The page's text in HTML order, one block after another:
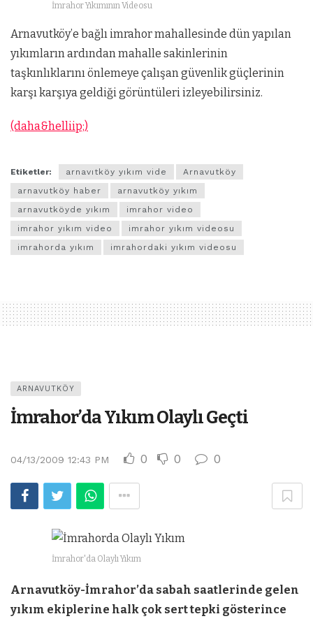
İmrahor Yıkımının Videosu
Arnavutköy’e bağlı imrahor mahallesinde dün yapılan
yıkımların ardından mahalle sakinlerinin
taşkınlıklarını önlemeye çalışan güvenlik güçlerinin
karşı karşıya geldiği görüntüleri izleyebilirsiniz.
(daha&helliip;)
Etiketler: arnavıtköy yıkım vide
Arnavutköy
arnavutköy haber
arnavutköy yıkım
arnavutköyde yıkım
imrahor video
imrahor yıkım video
imrahor yıkım videosu
imrahorda yıkım
imrahordaki yıkım videosu
ARNAVUTKÖY
İmrahor’da Yıkım Olaylı Geçti
04/13/2009 12:43 PM 0 0 0
İmrahor'da Olaylı Yıkım
Arnavutköy-İmrahor’da sabah saatlerinde gelen
yıkım ekiplerine halk çok sert tepki gösterince